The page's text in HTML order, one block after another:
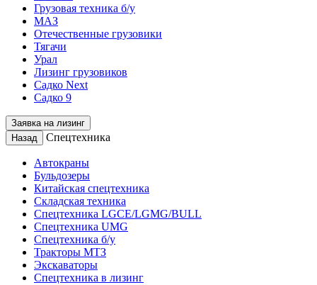
Грузовая техника б/у
МАЗ
Отечественные грузовики
Тягачи
Урал
Лизинг грузовиков
Садко Next
Садко 9
Заявка на лизинг
Назад
Спецтехника
Автокраны
Бульдозеры
Китайская спецтехника
Складская техника
Спецтехника LGCE/LGMG/BULL
Спецтехника UMG
Спецтехника б/у
Тракторы МТЗ
Экскаваторы
Спецтехника в лизинг